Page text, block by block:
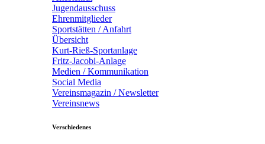
Jugendausschuss
Ehrenmitglieder
Sportstätten / Anfahrt
Übersicht
Kurt-Rieß-Sportanlage
Fritz-Jacobi-Anlage
Medien / Kommunikation
Social Media
Vereinsmagazin / Newsletter
Vereinsnews
Verschiedenes